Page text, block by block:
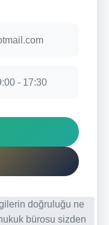
- 17:30
doğruluğu ne
bürosu sizden